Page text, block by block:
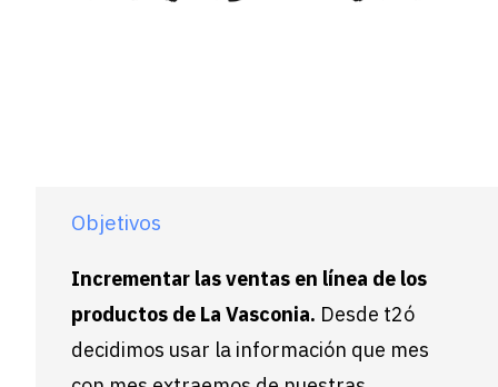
Objetivos
Incrementar las ventas en línea de los
productos de La Vasconia. Desde t2ó
decidimos usar la información que mes